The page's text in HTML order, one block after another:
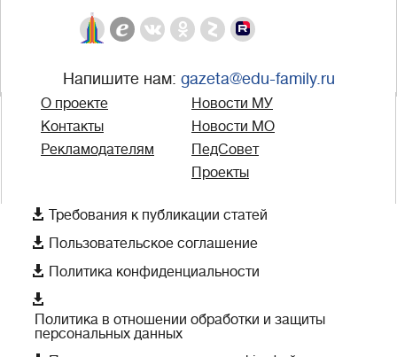
Напишите нам: gazeta@edu-family.ru
О проекте
Контакты
Рекламодателям
Новости МУ
Новости МО
ПедСовет
Проекты
 Требования к публикации статей
 Пользовательское соглашение
 Политика конфиденциальности

Политика в отношении обработки и защиты
персональных данных